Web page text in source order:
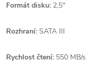
Formát disku: 2,5"
Rozhraní: SATA III
Rychlost čtení: 550 MB/s